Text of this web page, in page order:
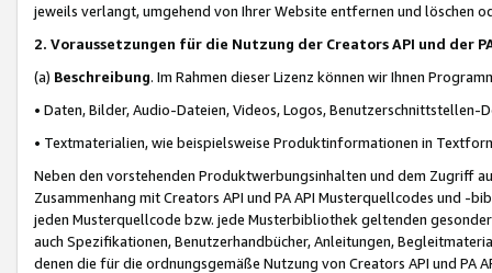
jeweils verlangt, umgehend von Ihrer Website entfernen und löschen
2. Voraussetzungen für die Nutzung der Creators API und der
(a) Beschreibung. Im Rahmen dieser Lizenz können wir Ihnen
• Daten, Bilder, Audio-Dateien, Videos, Logos, Benutzerschnittstellen-
• Textmaterialien, wie beispielsweise Produktinformationen in
Neben den vorstehenden Produktwerbungsinhalten und dem Zugriff
Zusammenhang mit Creators API und PA API Musterquellcodes und
jeden Musterquellcode bzw. jede Musterbibliothek geltenden
auch Spezifikationen, Benutzerhandbücher, Anleitungen,
denen die für die ordnungsgemäße Nutzung von Creators API und PA